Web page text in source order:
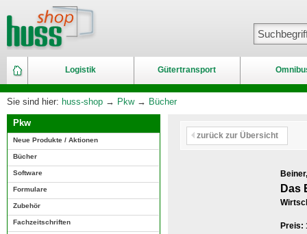
Logistik Gütertransport
Sie sind hier: huss-shop → Pkw→ Bücher
Pkw
Neue Produkte / Aktionen
Bücher
Software
Formulare
Zubehör
Fachzeitschriften
zurück zur Übersicht
Das